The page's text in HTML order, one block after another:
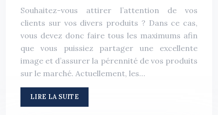
Souhaitez-vous attirer l’attention de vos
clients sur vos divers produits ? Dans ce cas,
vous devez donc faire tous les maximums afin
que vous puissiez partager une excellente
image et d’assurer la pérennité de vos produits
sur le marché. Actuellement, les…
LIRE LA SUITE